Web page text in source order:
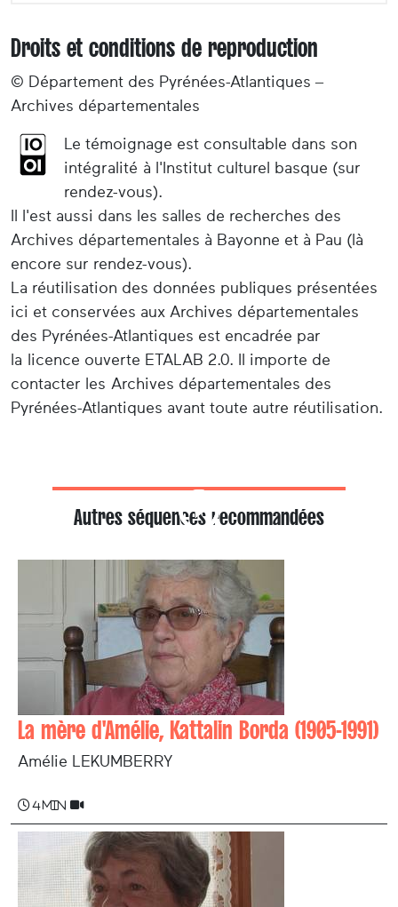
Droits et conditions de reproduction
© Département des Pyrénées-Atlantiques –
Archives départementales
Le témoignage est consultable dans son
intégralité à l'Institut culturel basque (sur
rendez-vous).
Il l'est aussi dans les salles de recherches des
Archives départementales à Bayonne et à Pau (là
encore sur rendez-vous).
La réutilisation des données publiques présentées
ici et conservées aux Archives départementales
des Pyrénées-Atlantiques est encadrée par
la licence ouverte ETALAB 2.0. Il importe de
contacter les Archives départementales des
Pyrénées-Atlantiques avant toute autre réutilisation.
Autres séquences recommandées
La mère d'Amélie, Kattalin Borda (1905-1991)
Amélie LEKUMBERRY
4 min